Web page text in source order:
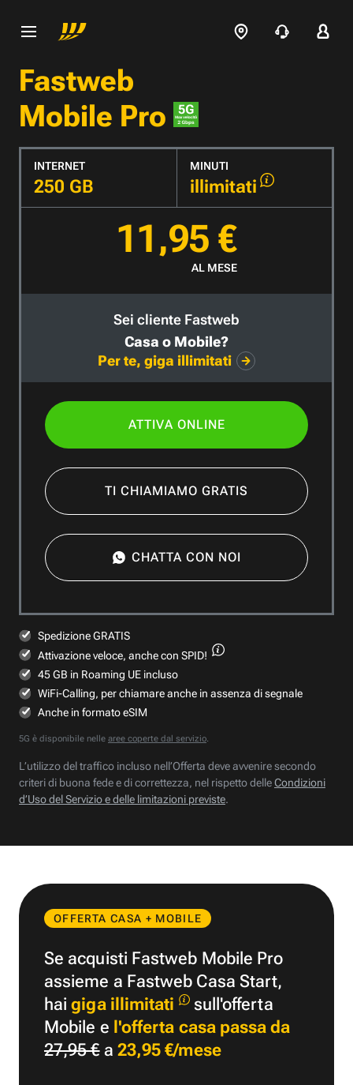
Fastweb
Mobile Pro
INTERNET
250 GB
MINUTI
illimitati
11,95 €
AL MESE
Sei cliente Fastweb
Casa o Mobile?
Per te, giga illimitati
ATTIVA ONLINE
TI CHIAMIAMO GRATIS
CHATTA CON NOI
Spedizione GRATIS
Attivazione veloce, anche con SPID!
45 GB in Roaming UE incluso
WiFi-Calling, per chiamare anche in assenza di segnale
Anche in formato eSIM
5G è disponibile nelle aree coperte dal servizio.
L’utilizzo del traffico incluso nell’Offerta deve avvenire secondo
criteri di buona fede e di correttezza, nel rispetto delleCondizioni
d’Uso del Servizio e delle limitazioni previste.
OFFERTA CASA + MOBILE
Se acquisti Fastweb Mobile Pro
assieme a Fastweb Casa Start,
haigiga illimitati
sull'offerta
Mobile e l'offerta casa passa da
27,95 €a 23,95 €/mese